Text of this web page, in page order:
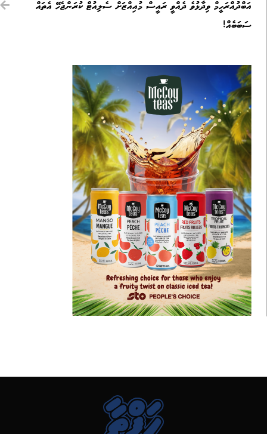
އަބްދުއްރަހީމް ވިދާޅުވެ ދެއްވީ ރައީސް މުއިއްޒަށް ސެލިއުޓް ކުރަންޖެހޭ އެތައް
ސަބަބެއް!